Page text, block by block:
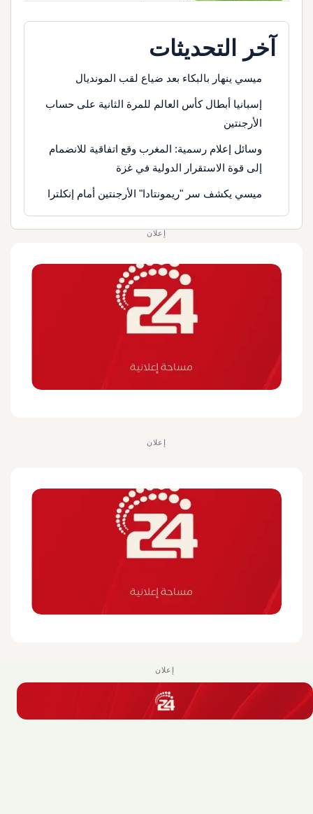
آخر التحديثات
ميسي ينهار بالبكاء بعد ضياع لقب المونديال
إسبانيا أبطال كأس العالم للمرة الثانية على حساب
الأرجنتين
وسائل إعلام رسمية: المغرب وقع اتفاقية للانضمام
إلى قوة الاستقرار الدولية في غزة
ميسي يكشف سر "ريمونتادا" الأرجنتين أمام إنكلترا
إعلان
إعلان
إعلان